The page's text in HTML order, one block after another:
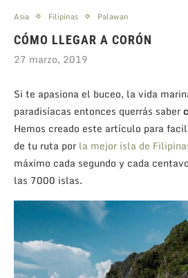
Asia Filipinas Palawan
CÓMO LLEGAR A CORÓN
27 marzo, 2019
Si te apasiona el buceo, la vida
paradisíacas entonces querrás saber
Hemos creado este artículo para
de tu ruta por la mejor isla de
máximo cada segundo y cada
las 7000 islas.